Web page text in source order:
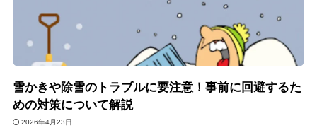
雪かきや除雪のトラブルに要注意！事前に回避するた
めの対策について解説
2026年4月23日